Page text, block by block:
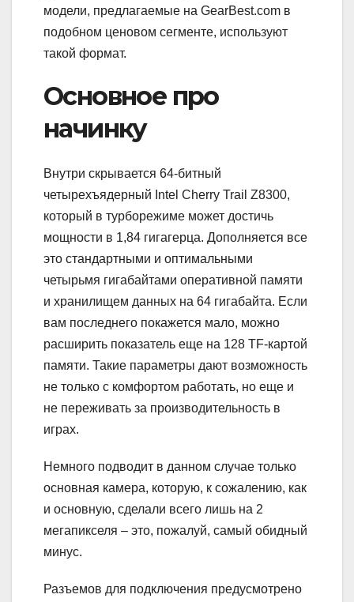
модели, предлагаемые на GearBest.com в
подобном ценовом сегменте, используют
такой формат.
Основное про
начинку
Внутри скрывается 64-битный
четырехъядерный Intel Cherry Trail Z8300,
который в турборежиме может достичь
мощности в 1,84 гигагерца. Дополняется все
это стандартными и оптимальными
четырьмя гигабайтами оперативной памяти
и хранилищем данных на 64 гигабайта. Если
вам последнего покажется мало, можно
расширить показатель еще на 128 TF-картой
памяти. Такие параметры дают возможность
не только с комфортом работать, но еще и
не переживать за производительность в
играх.
Немного подводит в данном случае только
основная камера, которую, к сожалению, как
и основную, сделали всего лишь на 2
мегапикселя – это, пожалуй, самый обидный
минус.
Разъемов для подключения предусмотрено